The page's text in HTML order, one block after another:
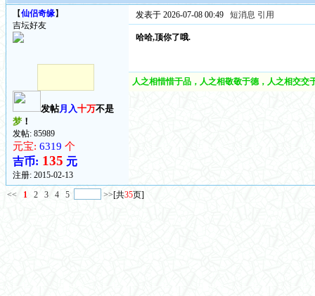
【仙侣奇缘】
吉坛好友
发帖月入十万不是
梦！
发帖: 85989
元宝: 6319 个
吉币: 135 元
注册: 2015-02-13
发表于 2026-07-08 00:49 短消息 引用
哈哈,顶你了哦.
人之相惜惜于品，人之相敬敬于德，人之相交
<< 1 2 3 4 5 >>[共35页]